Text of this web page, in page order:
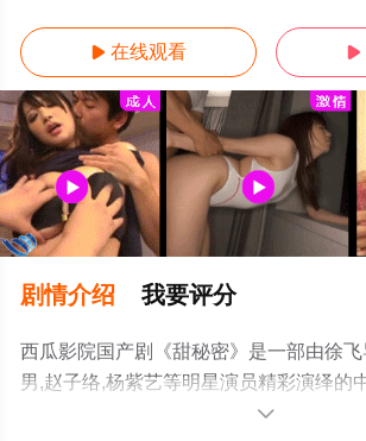
 在线观看 
剧情介绍 我要评分
西瓜影院国产剧《甜秘密》是一部由徐
男,赵子络,杨紫艺等明星演员精彩演绎的
手机免费观看高清未删减完整版电视剧全
